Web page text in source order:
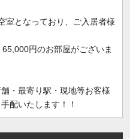
室となっており、ご入居者様
円のお部屋がございま
・最寄り駅・現地等お客様
配いたします！！